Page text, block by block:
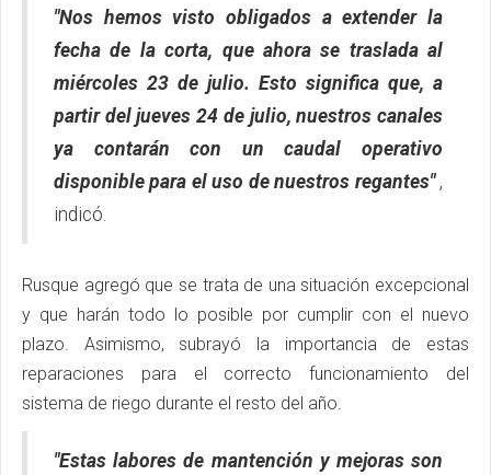
"Nos hemos visto obligados a extender la
fecha de la corta, que ahora se traslada al
miércoles 23 de julio. Esto significa que, a
partir del jueves 24 de julio, nuestros canales
ya contarán con un caudal operativo
disponible para el uso de nuestros regantes" ,
indicó.
Rusque agregó que se trata de una situación excepcional
y que harán todo lo posible por cumplir con el nuevo
plazo. Asimismo, subrayó la importancia de estas
reparaciones para el correcto funcionamiento del
sistema de riego durante el resto del año.
"Estas labores de mantención y mejoras son